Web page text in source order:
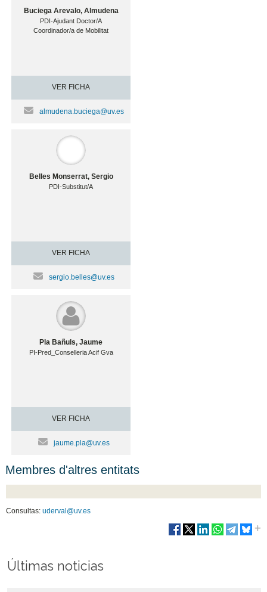
Buciega Arevalo, Almudena
PDI-Ajudant Doctor/A
Coordinador/a de Mobilitat
VER FICHA
almudena.buciega@uv.es
Belles Monserrat, Sergio
PDI-Substitut/A
VER FICHA
sergio.belles@uv.es
Pla Bañuls, Jaume
PI-Pred_Conselleria Acif Gva
VER FICHA
jaume.pla@uv.es
Membres d'altres entitats
Consultas:uderval@uv.es
Últimas noticias